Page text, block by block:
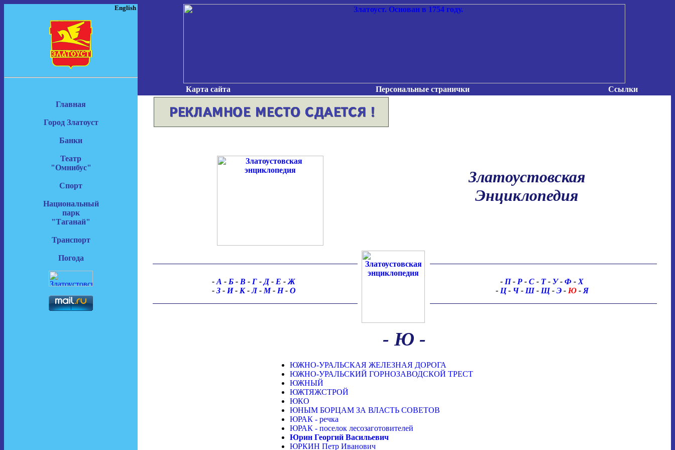
English
Главная
Город Златоуст
Банки
Театр
"Омнибус"
Спорт
Национальный
парк
"Таганай"
Транспорт
Погода
Карта сайта Персональные странички Ссылки
Златоустовская
Энциклопедия
- А - Б - В - Г - Д- Е - Ж
-З -И-К-Л-М-Н-О
- П- Р - С - Т- У- Ф - Х
-Ц-Ч-Ш-Щ-Э - Ю -Я
- Ю -
ЮЖНО-УРАЛЬСКАЯ ЖЕЛЕЗНАЯ ДОРОГА
ЮЖНО-УРАЛЬСКИЙ ГОРНОЗАВОДСКОЙ ТРЕСТ
ЮЖНЫЙ
ЮЖТЯЖСТРОЙ
ЮКО
ЮНЫМ БОРЦАМ ЗА ВЛАСТЬ СОВЕТОВ
ЮРАК - речка
ЮРАК - поселок лесозаготовителей
Юрин Георгий Васильевич
ЮРКИН Петр Иванович